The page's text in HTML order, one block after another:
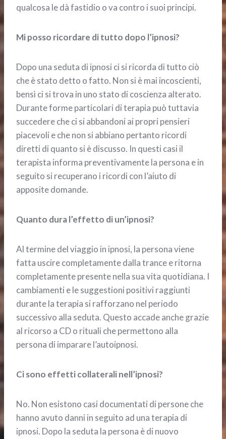
qualcosa le dà fastidio o va contro i suoi principi.
Mi posso ricordare di tutto dopo l’ipnosi?
Dopo una seduta di ipnosi ci si ricorda di tutto ciò
che è stato detto o fatto. Non si è mai incoscienti,
bensì ci si trova in uno stato di coscienza alterato.
Durante forme particolari di terapia può tuttavia
succedere che ci si abbandoni ai propri pensieri
piacevoli e che non si abbiano pertanto ricordi
diretti di quanto si è discusso. In questi casi il
terapista informa preventivamente la persona e in
seguito si recuperano i ricordi con l’aiuto di
apposite domande.
Quanto dura l’effetto di un’ipnosi?
Al termine del viaggio in ipnosi, la persona viene
fatta uscire completamente dalla trance e ritorna
completamente presente nella sua vita quotidiana. I
cambiamenti e le suggestioni positivi raggiunti
durante la terapia si rafforzano nel periodo
successivo alla seduta. Questo accade anche grazie
al ricorso a CD o rituali che permettono alla
persona di imparare l’autoipnosi.
Ci sono effetti collaterali nell’ipnosi?
No. Non esistono casi documentati di persone che
hanno avuto danni in seguito ad una terapia di
ipnosi. Dopo la seduta la persona è di nuovo